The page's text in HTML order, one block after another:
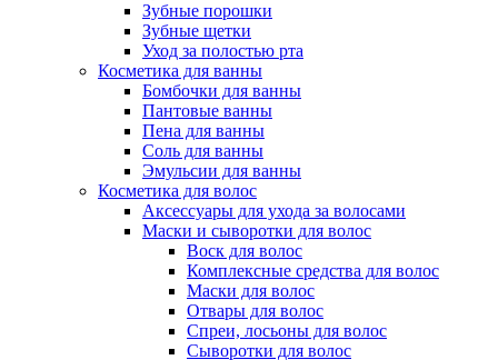
Зубные порошки
Зубные щетки
Уход за полостью рта
Косметика для ванны
Бомбочки для ванны
Пантовые ванны
Пена для ванны
Соль для ванны
Эмульсии для ванны
Косметика для волос
Аксессуары для ухода за волосами
Маски и сыворотки для волос
Воск для волос
Комплексные средства для волос
Маски для волос
Отвары для волос
Спреи, лосьоны для волос
Сыворотки для волос